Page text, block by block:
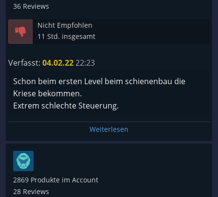
36 Reviews
Nicht Empfohlen
11 Std. insgesamt
Verfasst: 04.02.2222:23
Schon beim ersten Level beim schienenbau die
Kriese bekommen.
Extrem schlechte Steuerung.
Weiterlesen
2869 Produkte im Account
28 Reviews